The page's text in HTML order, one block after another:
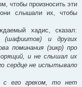
чтобы произносить эти
слышали их, чтобы
хадис, сказал:
(шафиитов) и других
поминания (зикр) про
и не слышал их
сердце не испытывало
с его грехом, то нет